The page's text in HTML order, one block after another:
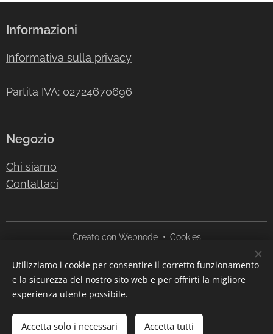
Esaurito
Informazioni
Informativa sulla privacy
Partita IVA: 02724670696
Negozio
Chi siamo
Contattaci
Creato con Webnode Cookies
Lingue
Italiano
English
Utilizziamo i cookie per consentire il corretto funzionamento
e la sicurezza del nostro sito web e per offrirti la migliore
esperienza utente possibile.
Accetta solo i necessari Accetta tutti